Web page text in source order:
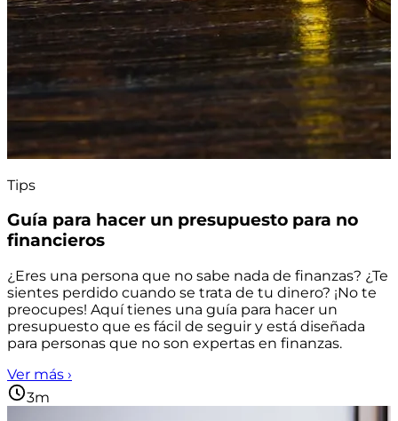
Tips
Guía para hacer un presupuesto para no
financieros
¿Eres una persona que no sabe nada de finanzas? ¿Te
sientes perdido cuando se trata de tu dinero? ¡No te
preocupes! Aquí tienes una guía para hacer un
presupuesto que es fácil de seguir y está diseñada
para personas que no son expertas en finanzas.
Ver más ›
3m